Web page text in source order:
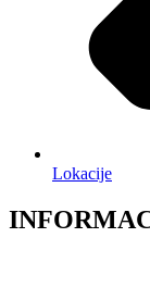
Lokacije